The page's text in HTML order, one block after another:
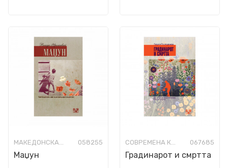
МАКЕДОНСКА КНИЖЕВНОСТ 058255
Маџун
СОВРЕМЕНА КНИЖЕВНОСТ 067685
Градинарот и смртта